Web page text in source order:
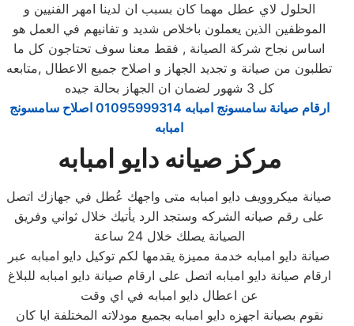
الحلول لاي عطل مهما كان بسبب ان لدينا امهر الفنيين و
الموظفين الذين يعملون باخلاص شديد و تفانيهم في العمل هو
اساس نجاح شركة الصيانة , فقط معنا سوف تحتاجون كل ما
تطلبون من صيانة و تجديد الجهاز و اصلاح جميع الاعطال ,متابعه
كل 3 شهور لضمان ان الجهاز بحالة جيده
ارقام صيانة سامسونج امبابه 01095999314 اصلاح سامسونج
امبابه
مركز صيانه دايو امبابه
صيانة ميكروويف دايو امبابه متى واجهك عُطل في جهازك اتصل
على رقم صيانه الشركه وستجد الرد يأتيك خلال ثواني وفريق
الصيانة يصلك خلال 24 ساعة
صيانة دايو امبابه خدمة مميزة يقدمها لكم توكيل دايو امبابه عبر
ارقام صيانة دايو امبابه اتصل على ارقام صيانة دايو امبابه للبلاغ
عن اعطال دايو امبابه في اي وقت
نقوم بصيانة اجهزه دايو امبابه بجميع مودلاته المختلفة ايا كان